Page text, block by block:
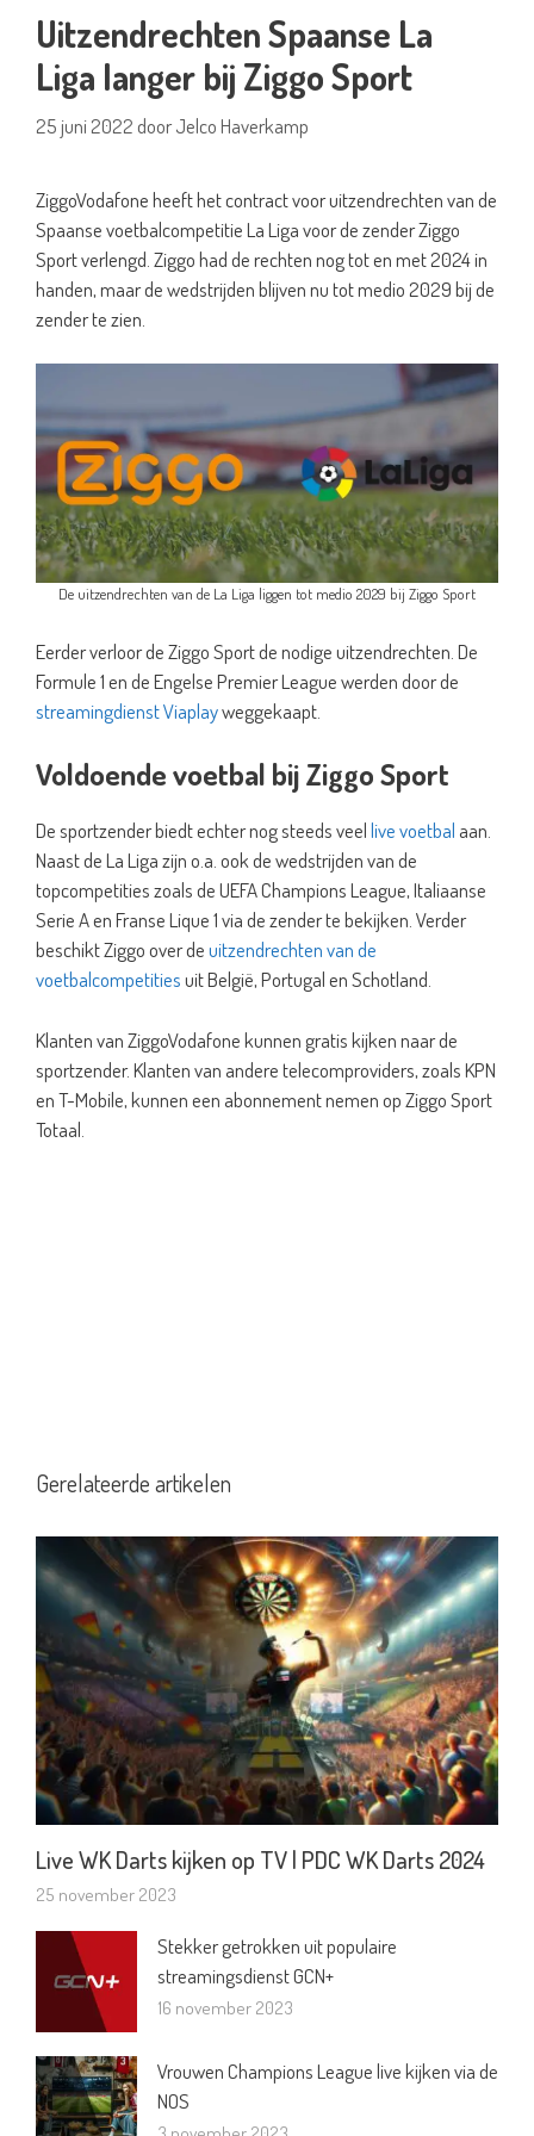
Uitzendrechten Spaanse La
Liga langer bij Ziggo Sport
25 juni 2022 doorJelco Haverkamp
ZiggoVodafone heeft het contract voor uitzendrechten van de
Spaanse voetbalcompetitie La Liga voor de zender Ziggo
Sport verlengd. Ziggo had de rechten nog tot en met 2024 in
handen, maar de wedstrijden blijven nu tot medio 2029 bij de
zender te zien.
De uitzendrechten van de La Liga liggen tot medio 2029 bij Ziggo Sport
Eerder verloor de Ziggo Sport de nodige uitzendrechten. De
Formule 1 en de Engelse Premier League werden door de
streamingdienst Viaplayweggekaapt.
Voldoende voetbal bij Ziggo Sport
De sportzender biedt echter nog steeds veellive voetbal aan.
Naast de La Liga zijn o.a. ook de wedstrijden van de
topcompetities zoals de UEFA Champions League, Italiaanse
Serie A en Franse Lique 1 via de zender te bekijken. Verder
beschikt Ziggo over deuitzendrechten van de
voetbalcompetitiesuit België, Portugal en Schotland.
Klanten van ZiggoVodafone kunnen gratis kijken naar de
sportzender. Klanten van andere telecomproviders, zoals KPN
en T-Mobile, kunnen een abonnement nemen op Ziggo Sport
Totaal.
Gerelateerde artikelen
Live WK Darts kijken op TV | PDC WK Darts 2024
25 november 2023
Stekker getrokken uit populaire
streamingsdienst GCN+
16 november 2023
Vrouwen Champions League live kijken via de
NOS